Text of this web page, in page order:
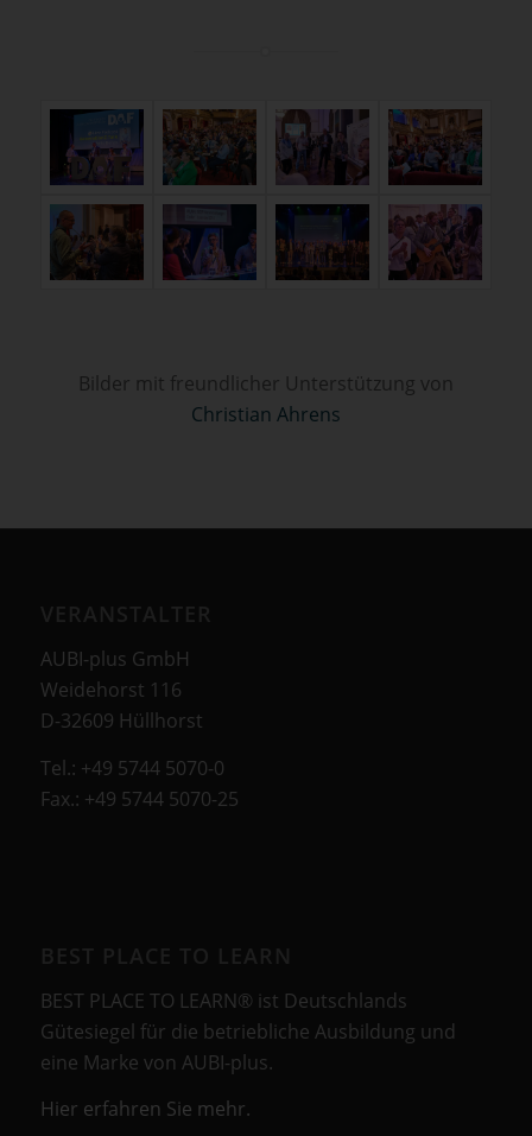
Bilder mit freundlicher Unterstützung von
Christian Ahrens
AUBI-plus GmbH
Weidehorst 116
D-32609 Hüllhorst
Tel.: +49 5744 5070-0
Fax.: +49 5744 5070-25
BEST PLACE TO LEARN® ist Deutschlands
Gütesiegel für die betriebliche Ausbildung und
eine Marke von AUBI-plus.
Hier erfahren Sie mehr.